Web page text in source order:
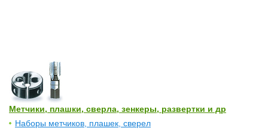
Метчики, плашки, сверла, зенкеры, развертки и др
Наборы метчиков, плашек, сверел